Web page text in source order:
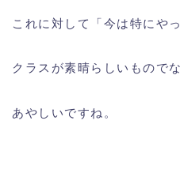
これに対して「今は特にや
クラスが素晴らしいもので
あやしいですね。